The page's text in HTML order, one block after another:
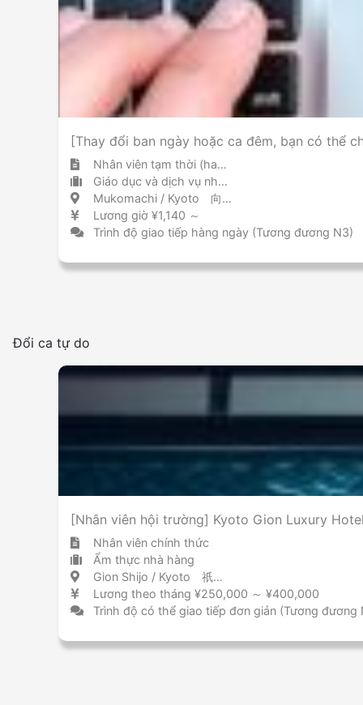
[Thay đổi ban ngày hoặc ca đêm, bạn có thể
Nhân viên tạm thời (hakken)
Giáo dục và dịch vụ nhân lực tuyển dụng nhân sự tạm thời / tuyển dụng
Mukomachi / Kyoto 向日町 / 京都府
Lương giờ ¥1,140 ～
Trình độ giao tiếp hàng ngày (Tương đương N3)
Đổi ca tự do
[Nhân viên hội trường] Kyoto Gion Luxury
Nhân viên chính thức
Ẩm thực nhà hàng
Gion Shijo / Kyoto 祇園四条 / 京都府
Lương theo tháng ¥250,000 ～ ¥400,000
Trình độ có thể giao tiếp đơn giản (Tương đương